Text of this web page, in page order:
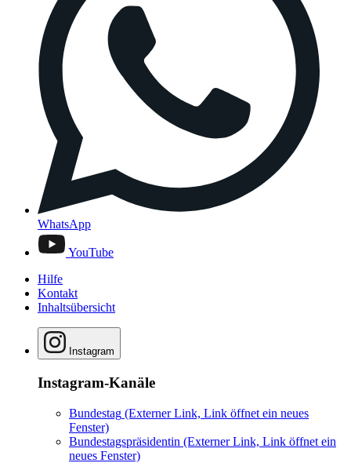
WhatsApp
YouTube
Hilfe
Kontakt
Inhaltsübersicht
Instagram
Instagram-Kanäle
Bundestag (Externer Link, Link öffnet ein neues
Fenster)
Bundestagspräsidentin (Externer Link, Link öffnet ein
neues Fenster)